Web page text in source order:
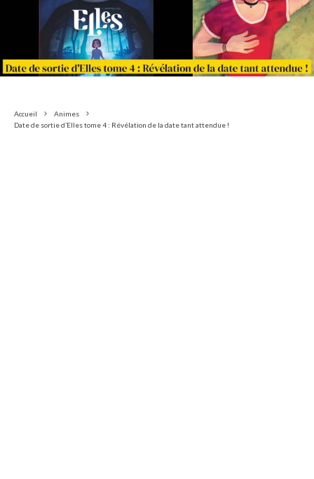
Accueil
Animes
Date de sortie d’Elles tome 4 : Révélation de la date tant attendue !